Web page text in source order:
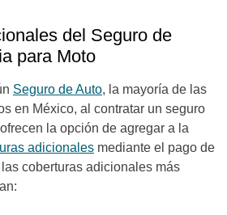
del Seguro de
para Moto
Seguro de Auto, la mayoría de las
en México, al contratar un seguro
la opción de agregar a la
adicionales mediante el pago de
coberturas adicionales más